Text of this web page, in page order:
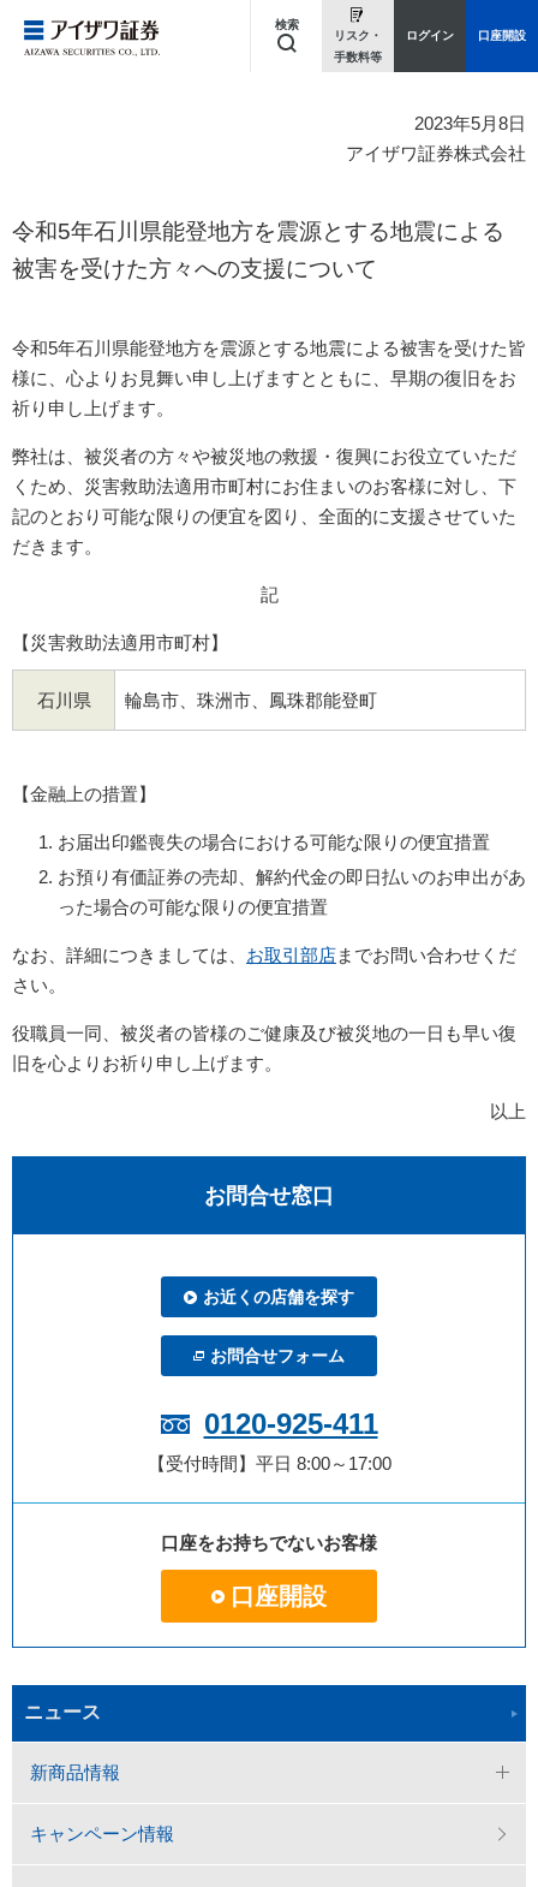
検索
リスク・
手数料等
ログイン 口座開設
2023年5月8日
アイザワ証券株式会社
令和5年石川県能登地方を震源とする地震による
被害を受けた方々への支援について
令和5年石川県能登地方を震源とする地震による被害を受けた皆
様に、心よりお見舞い申し上げますとともに、早期の復旧をお
祈り申し上げます。
弊社は、被災者の方々や被災地の救援・復興にお役立ていただ
くため、災害救助法適用市町村にお住まいのお客様に対し、下
記のとおり可能な限りの便宜を図り、全面的に支援させていた
だきます。
記
【災害救助法適用市町村】
石川県 輪島市、珠洲市、鳳珠郡能登町
【金融上の措置】
お届出印鑑喪失の場合における可能な限りの便宜措置
お預り有価証券の売却、解約代金の即日払いのお申出があ
った場合の可能な限りの便宜措置
なお、詳細につきましては、 お取引部店までお問い合わせくだ
さい。
役職員一同、被災者の皆様のご健康及び被災地の一日も早い復
旧を心よりお祈り申し上げます。
以上
お問合せ窓口
お近くの店舗を探す
お問合せフォーム
0120-925-411
【受付時間】平日 8:00～17:00
口座をお持ちでないお客様
口座開設
ニュース
新商品情報
キャンペーン情報